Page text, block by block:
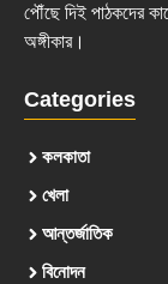
পৌঁছে দিই পাঠকদের
অঙ্গীকার।
Categories
কলকাতা
খেলা
আন্তর্জাতিক
বিনোদন